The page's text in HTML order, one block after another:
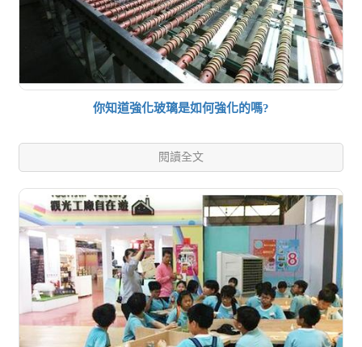
你知道強化玻璃是如何強化的嗎?
閱讀全文